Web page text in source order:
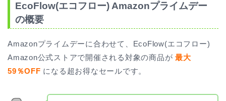
EcoFlow(エコフロー) Amazonプライムデー
の概要
Amazonプライムデーに合わせて、EcoFlow(エコフロー)
Amazon公式ストアで開催される対象の商品が最大
59％OFF になる超お得なセールです。